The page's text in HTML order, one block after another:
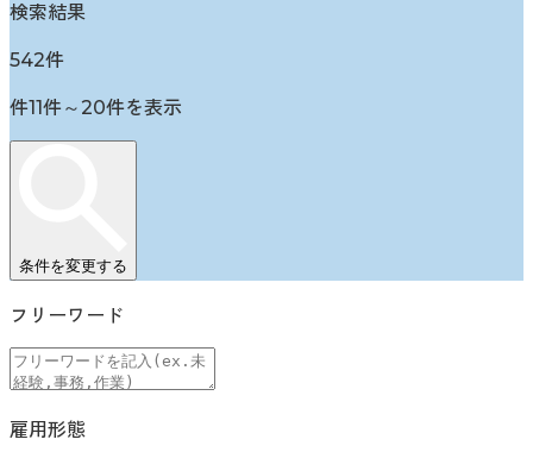
検索結果
542件
件11件～20件を表示
条件を変更する
フリーワード
雇用形態